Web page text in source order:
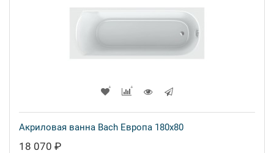
Акриловая ванна Bach Европа 180x80
18 070 ₽